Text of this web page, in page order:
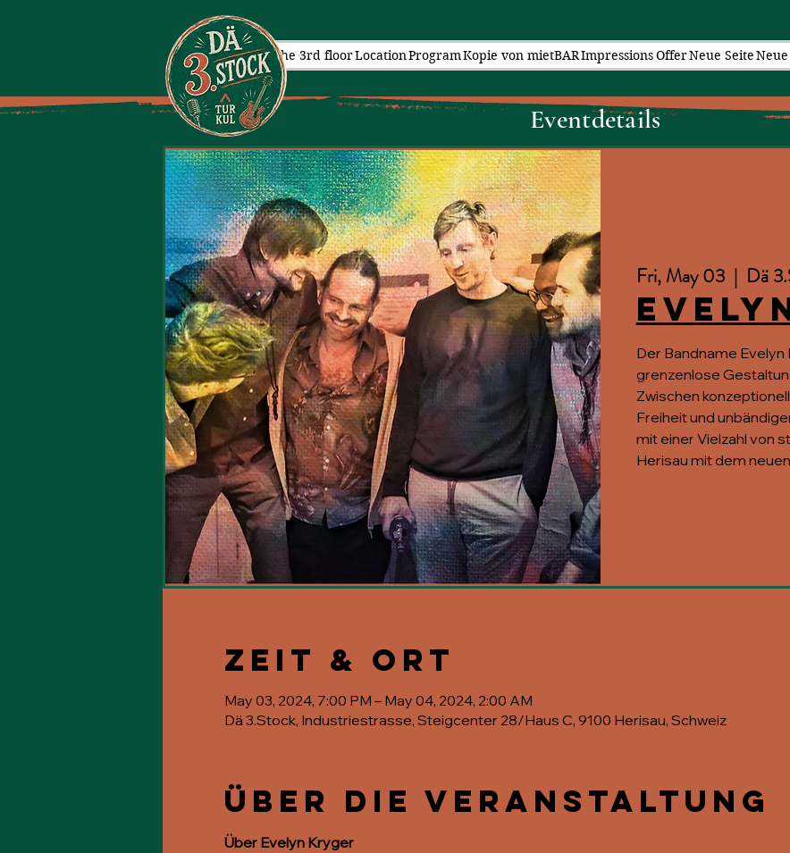
The 3rd floorLocationProgramKopie von mietBARImpressionsOfferNeue Seite
Eventdetails
Fri, May 03
  |
Dä
Der Bandname
grenzenlose
Zwischen
Freiheit und
mit einer Vielzahl von
Herisau mit dem
Zeit & Ort
May 03, 2024, 7:00 PM – May 04, 2024, 2:00 AM
Dä 3.Stock, Industriestrasse, Steigcenter 28/Haus C, 9100 Herisau, Schweiz
Über die Veranstaltung
Über Evelyn Kryger